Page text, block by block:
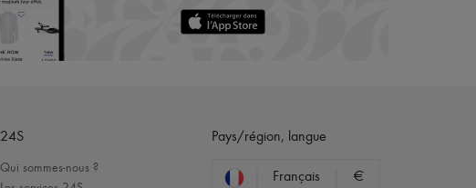
24S
Qui sommes-nous ?
Pays/région, langue
Français €